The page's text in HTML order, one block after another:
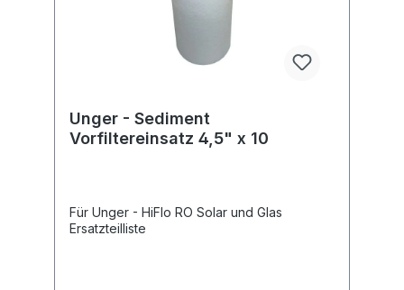
Unger - Sediment
Vorfiltereinsatz 4,5" x 10
Für Unger - HiFlo RO Solar und Glas
Ersatzteilliste